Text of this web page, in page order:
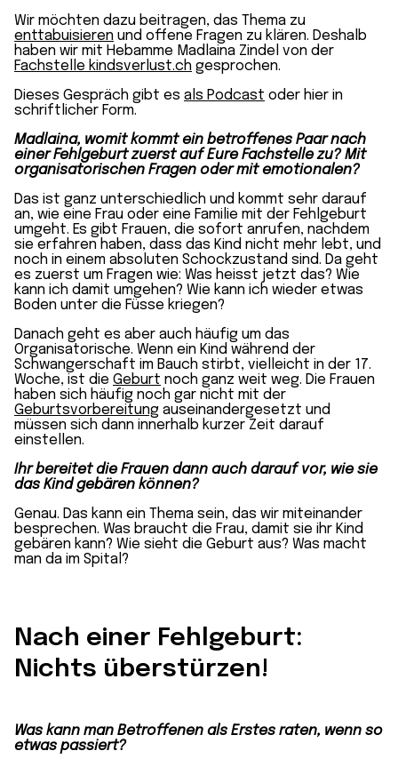
Wir möchten dazu beitragen, das Thema zu
enttabuisieren und offene Fragen zu klären. Deshalb
haben wir mit Hebamme Madlaina Zindel von der
Fachstelle kindsverlust.ch gesprochen.
Dieses Gespräch gibt es als Podcast oder hier in
schriftlicher Form.
Madlaina, womit kommt ein betroffenes Paar nach
einer Fehlgeburt zuerst auf Eure Fachstelle zu? Mit
organisatorischen Fragen oder mit emotionalen?
Das ist ganz unterschiedlich und kommt sehr darauf
an, wie eine Frau oder eine Familie mit der Fehlgeburt
umgeht. Es gibt Frauen, die sofort anrufen, nachdem
sie erfahren haben, dass das Kind nicht mehr lebt, und
noch in einem absoluten Schockzustand sind. Da geht
es zuerst um Fragen wie: Was heisst jetzt das? Wie
kann ich damit umgehen? Wie kann ich wieder etwas
Boden unter die Füsse kriegen?
Danach geht es aber auch häufig um das
Organisatorische. Wenn ein Kind während der
Schwangerschaft im Bauch stirbt, vielleicht in der 17.
Woche, ist die Geburt noch ganz weit weg. Die Frauen
haben sich häufig noch gar nicht mit der
Geburtsvorbereitung auseinandergesetzt und
müssen sich dann innerhalb kurzer Zeit darauf
einstellen.
Ihr bereitet die Frauen dann auch darauf vor, wie sie
das Kind gebären können?
Genau. Das kann ein Thema sein, das wir miteinander
besprechen. Was braucht die Frau, damit sie ihr Kind
gebären kann? Wie sieht die Geburt aus? Was macht
man da im Spital?
Nach einer Fehlgeburt:
Nichts überstürzen!
Was kann man Betroffenen als Erstes raten, wenn so
etwas passiert?